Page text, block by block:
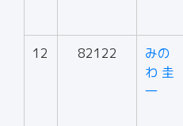
12 82122
みの
わ 圭
一